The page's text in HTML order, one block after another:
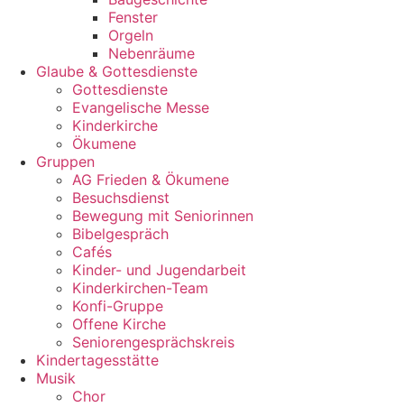
Fenster
Orgeln
Nebenräume
Glaube & Gottesdienste
Gottesdienste
Evangelische Messe
Kinderkirche
Ökumene
Gruppen
AG Frieden & Ökumene
Besuchsdienst
Bewegung mit Seniorinnen
Bibelgespräch
Cafés
Kinder- und Jugendarbeit
Kinderkirchen-Team
Konfi-Gruppe
Offene Kirche
Seniorengesprächskreis
Kindertagesstätte
Musik
Chor